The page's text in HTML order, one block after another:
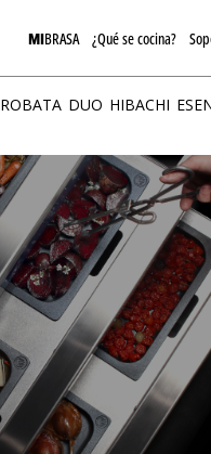
MIBRASA ¿Qué se cocina?
ROBATA DUO HIBACHI